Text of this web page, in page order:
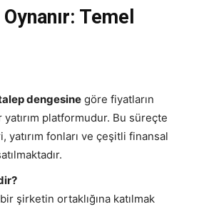
Temel
dengesine göre fiyatların
platformudur. Bu süreçte
yatırım fonları ve çeşitli finansal
şirketin ortaklığına katılmak